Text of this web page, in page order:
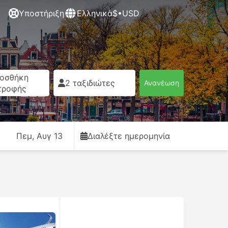
Υποστήριξη Ελληνικά$•USD
2 ταξιδιώτες Ανανέωση
Πεμ, Αυγ 13 Διαλέξτε ημερομηνία